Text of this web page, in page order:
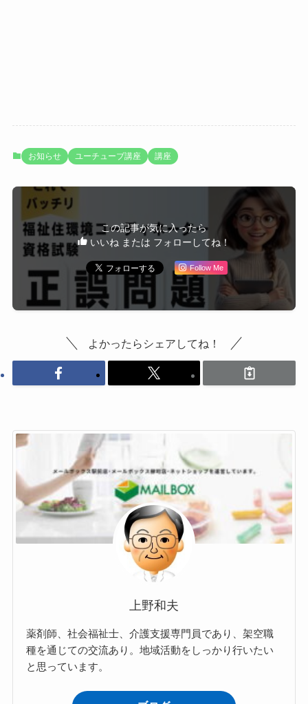
お知らせ ユーチューブ講座 講座
この記事が気に入ったら
いいね または フォローしてね！
Follow Me
よかったらシェアしてね！
上野和夫
薬剤師、社会福祉士、介護支援専門員であり、架空職
種を通じての交流あり。地域活動をしっかり行いたい
と思っています。